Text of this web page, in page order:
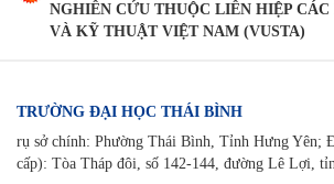
NGHIÊN CỨU THUỘC LIÊN HIỆP
VÀ KỸ THUẬT VIỆT NAM (VUSTA)
TRƯỜNG ĐẠI HỌC THÁI BÌNH
rụ sở chính: Phường Thái Bình, Tỉnh Hưng Yên;
cấp): Tòa Tháp đôi, số 142-144, đường Lê Lợi,